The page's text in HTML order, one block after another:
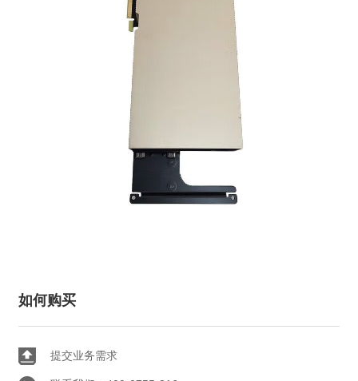
如何购买
提交业务需求